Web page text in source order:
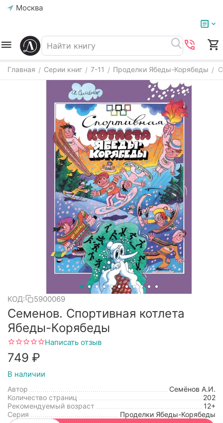
Москва
Главная / Серии книг / 7-11 / Проделки Ябеды-Корябеды /
КОД: 5900069
Семенов. Спортивная котлета
Ябеды-Корябеды
Написать отзыв
‍749‍ ₽
В наличии
Автор
Семёнов А.И.
Количество страниц
202
Рекомендуемый возраст
12+
Серия
Проделки Ябеды-Корябеды